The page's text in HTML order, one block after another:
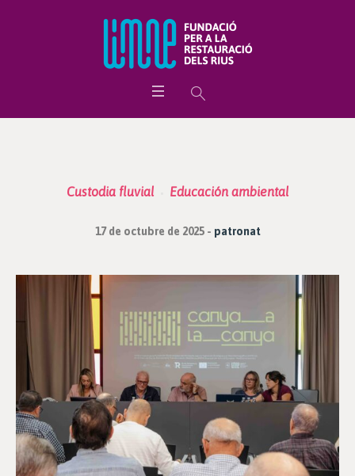
Custodia fluvial Educación ambiental
17 de octubre de 2025 patronat